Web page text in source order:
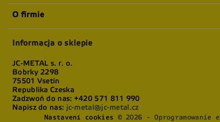
O firmie
Informacja o sklepie
JC-METAL s. r. o.
Bobrky 2298
75501 Vsetín
Republika Czeska
Zadzwoń do nas: +420 571 811 990
Napisz do nas: jc-metal@jc-metal.cz
Nastavení cookies
© 2026 - Oprogramowanie